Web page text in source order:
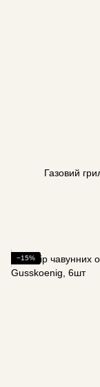
Газовий
−15%